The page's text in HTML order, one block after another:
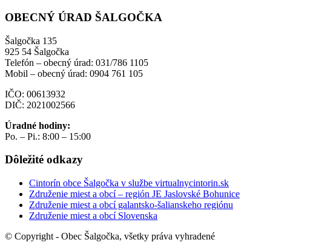
OBECNÝ ÚRAD ŠALGOČKA
Šalgočka 135
925 54 Šalgočka
Telefón – obecný úrad: 031/786 1105
Mobil – obecný úrad: 0904 761 105
IČO: 00613932
DIČ: 2021002566
Úradné hodiny:
Po. – Pi.: 8:00 – 15:00
Dôležité odkazy
Cintorín obce Šalgočka v službe virtualnycintorin.sk
Združenie miest a obcí – región JE Jaslovské Bohunice
Združenie miest a obcí galantsko-šalianskeho regiónu
Združenie miest a obcí Slovenska
© Copyright - Obec Šalgočka, všetky práva vyhradené